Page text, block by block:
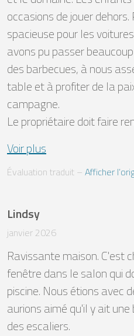
occasions de jouer
spacieuse pour les
avons pu passer
des barbecues, à nous
table et à profiter de la
campagne.
Le propriétaire doit faire
Voir plus
Évaluation traduit – Afficher
Lindsy
janvier 2026
Ravissante maison. C'est
fenêtre dans le salon qui
piscine. Nous étions avec
aurions aimé qu'il y ait
des escaliers.